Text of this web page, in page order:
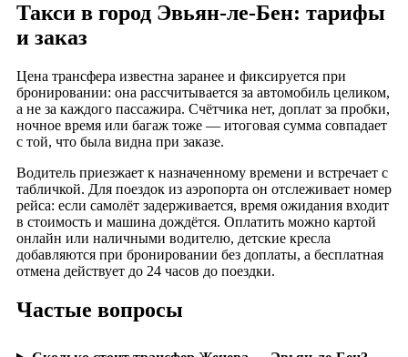
Такси в город Эвьян-ле-Бен: тарифы
и заказ
Цена трансфера известна заранее и фиксируется при
бронировании: она рассчитывается за автомобиль целиком,
а не за каждого пассажира. Счётчика нет, доплат за пробки,
ночное время или багаж тоже — итоговая сумма совпадает
с той, что была видна при заказе.
Водитель приезжает к назначенному времени и встречает с
табличкой. Для поездок из аэропорта он отслеживает номер
рейса: если самолёт задерживается, время ожидания входит
в стоимость и машина дождётся. Оплатить можно картой
онлайн или наличными водителю, детские кресла
добавляются при бронировании без доплаты, а бесплатная
отмена действует до 24 часов до поездки.
Частые вопросы